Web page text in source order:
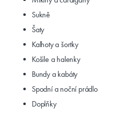
Sukně
Šaty
Kalhoty a šortky
Košile a halenky
Bundy a kabáty
Spodní a noční prádlo
Doplňky